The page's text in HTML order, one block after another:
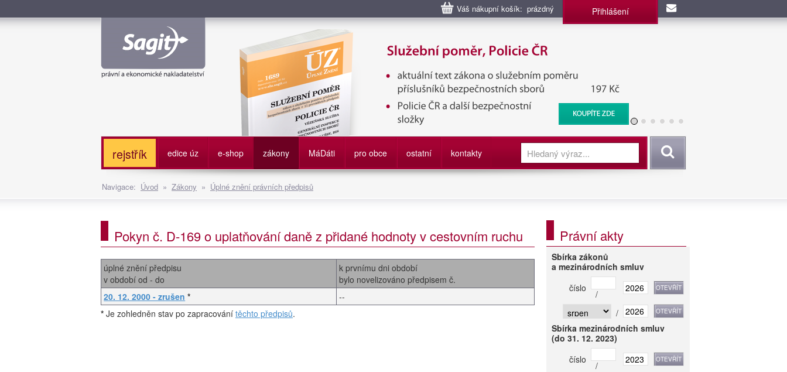
Váš nákupní košík: prázdný Přihlášení
Služební poměr příslušníků bezpečnostních sborů, Policie ČR, Vězeňská služba, BIS, Zpravodajské
služby
rejstřík edice úz e-shop zákony MáDáti pro obce ostatní kontakty Vyhledat
Navigace: Úvod » Zákony » Úplné znění právních předpisů
Pokyn č. D-169 o uplatňování daně z přidané hodnoty v cestovním ruchu
úplné znění předpisu
v období od - do
k prvnímu dni období
bylo novelizováno předpisem č.
20. 12. 2000 - zrušen *
--
* Je zohledněn stav po zapracování těchto předpisů.
Právní akty
Sbírka zákonů
a mezinárodních smluv
číslo
/
/
Sbírka mezinárodních smluv
(do 31. 12. 2023)
číslo
/